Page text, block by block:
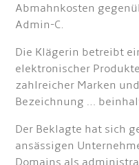
Abmahnkosten
Admin-C.
Die Klägerin betreibt
elektronischer
zahlreicher Marken
Bezeichnung …
Der Beklagte hat sich
ansässigen
Domains als